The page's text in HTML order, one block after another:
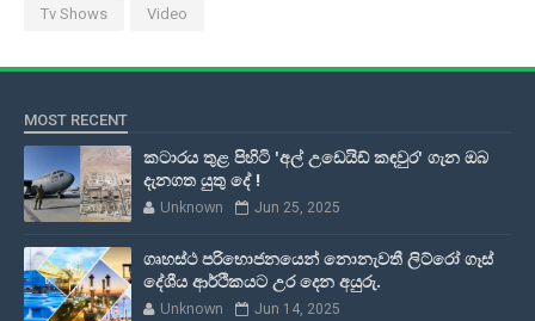
Tv Shows Video
MOST RECENT
කටාරය තුළ පිහිටි 'අල් උඩෙයිඩ් කඳවුර' ගැන ඔබ
දැනගත යුතු දේ !
Unknown Jun 25, 2025
ගෘහස්ථ පරිභොජනයෙන් නොනැවතී ලිට්රෝ ගෑස්
දේශීය ආර්ථිකයට උර දෙන අයුරු.
Unknown Jun 14, 2025